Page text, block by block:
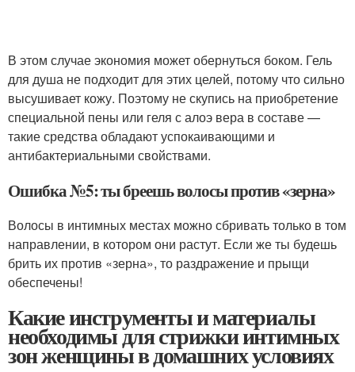
В этом случае экономия может обернуться боком. Гель
для душа не подходит для этих целей, потому что сильно
высушивает кожу. Поэтому не скупись на приобретение
специальной пены или геля с алоэ вера в составе —
такие средства обладают успокаивающими и
антибактериальными свойствами.
Ошибка №5: ты бреешь волосы против «зерна»
Волосы в интимных местах можно сбривать только в том
направлении, в котором они растут. Если же ты будешь
брить их против «зерна», то раздражение и прыщи
обеспечены!
Какие инструменты и материалы
необходимы для стрижки интимных
зон женщины в домашних условиях